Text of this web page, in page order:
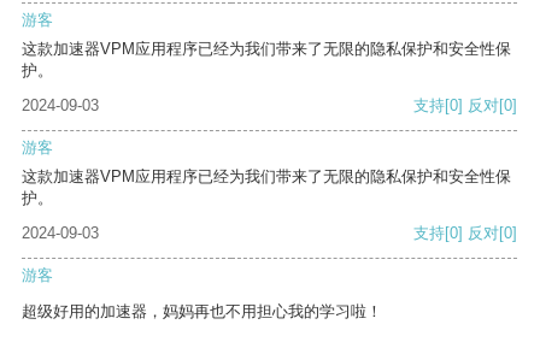
游客
这款加速器VPM应用程序已经为我们带来了无限的隐私保护和安全性保
护。
2024-09-03
支持[0] 反对[0]
游客
这款加速器VPM应用程序已经为我们带来了无限的隐私保护和安全性保
护。
2024-09-03
支持[0] 反对[0]
游客
超级好用的加速器，妈妈再也不用担心我的学习啦！